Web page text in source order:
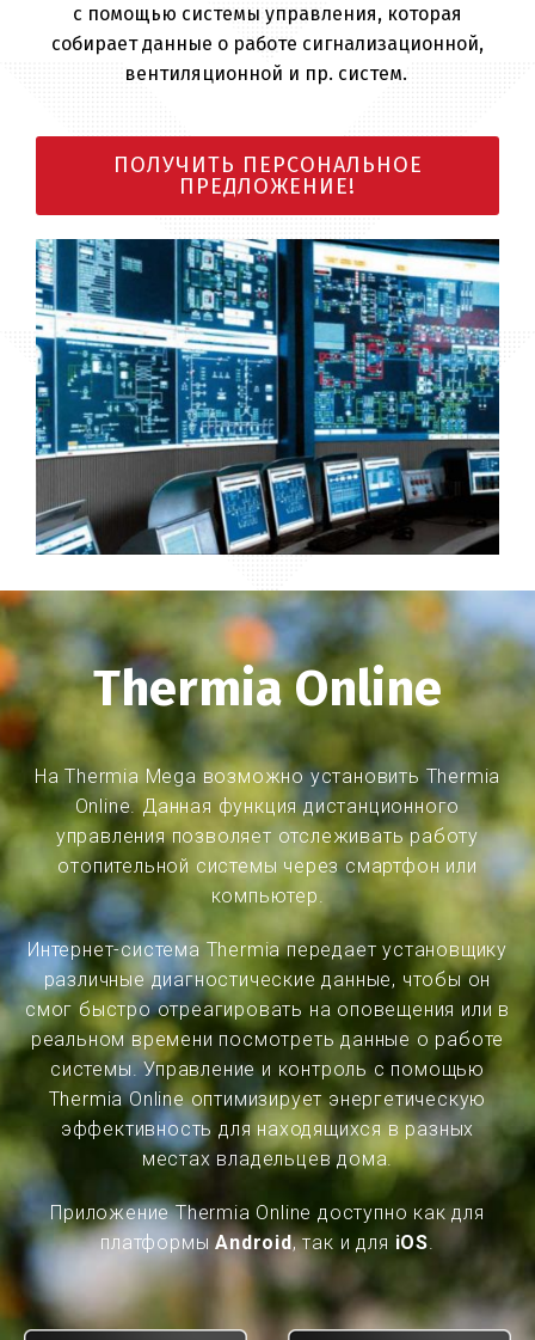
с помощью системы управления, которая
собирает данные о работе сигнализационной,
вентиляционной и пр. систем.
ПОЛУЧИТЬ ПЕРСОНАЛЬНОЕ
ПРЕДЛОЖЕНИЕ!
Thermia Online
На Thermia Mega возможно установить Thermia
Online. Данная функция дистанционного
управления позволяет отслеживать работу
отопительной системы через смартфон или
компьютер.
Интернет-система Thermia передает установщику
различные диагностические данные, чтобы он
смог быстро отреагировать на оповещения или в
реальном времени посмотреть данные о работе
системы. Управление и контроль с помощью
Thermia Online оптимизирует энергетическую
эффективность для находящихся в разных
местах владельцев дома.
Приложение Thermia Online доступно как для
платформыAndroid, так и для iOS.
Перейти на другой язык